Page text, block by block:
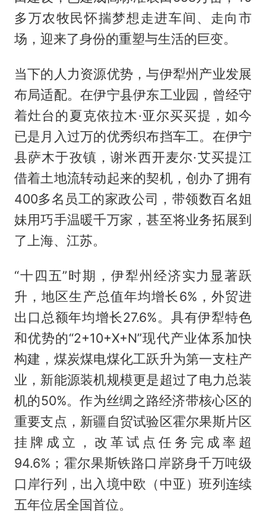
多万农牧民怀揣梦想走进车间、走向市
场，迎来了身份的重塑与生活的巨变。
当下的人力资源优势，与伊犁州产业发展
布局适配。在伊宁县伊东工业园，曾经守
着灶台的夏克依拉木·亚尔买买提，如今
已是月入过万的优秀织布挡车工。在伊宁
县萨木于孜镇，谢米西开麦尔·艾买提江
借着土地流转动起来的契机，创办了拥有
400多名员工的家政公司，带领数百名姐
妹用巧手温暖千万家，甚至将业务拓展到
了上海、江苏。
“十四五”时期，伊犁州经济实力显著跃
升，地区生产总值年均增长6%，外贸进
出口总额年均增长27.6%。具有伊犁特色
和优势的“2+10+X+N”现代产业体系加快
构建，煤炭煤电煤化工跃升为第一支柱产
业，新能源装机规模更是超过了电力总装
机的50%。作为丝绸之路经济带核心区的
重要支点，新疆自贸试验区霍尔果斯片区
挂牌成立，改革试点任务完成率超
94.6%；霍尔果斯铁路口岸跻身千万吨级
口岸行列，出入境中欧（中亚）班列连续
五年位居全国首位。